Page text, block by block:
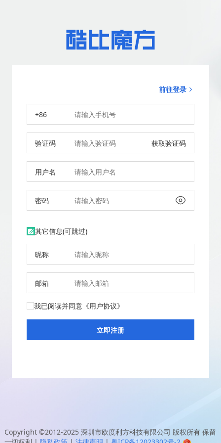
前往登录
+86
验证码 获取验证码
用户名
密码
其它信息(可跳过)
昵称
邮箱
我已阅读并同意 《用户协议》
Copyright ©2012-2025 深圳市欧度利方科技有限公司 版权所有 保留